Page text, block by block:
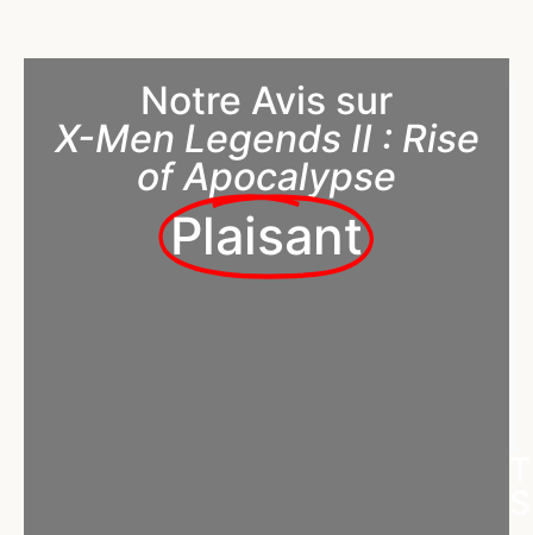
Notre Avis sur
X-Men Legends II : Rise
of Apocalypse
Plaisant